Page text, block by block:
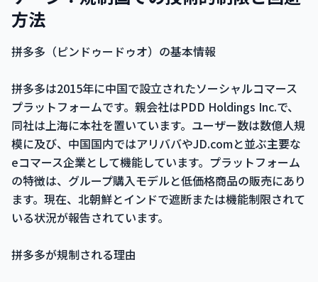
方法
拼多多（ピンドゥードゥオ）の基本情報
拼多多は2015年に中国で設立されたソーシャルコマース
プラットフォームです。親会社はPDD Holdings Inc.で、
同社は上海に本社を置いています。ユーザー数は数億人規
模に及び、中国国内ではアリババやJD.comと並ぶ主要な
eコマース企業として機能しています。プラットフォーム
の特徴は、グループ購入モデルと低価格商品の販売にあり
ます。現在、北朝鮮とインドで遮断または機能制限されて
いる状況が報告されています。
拼多多が規制される理由